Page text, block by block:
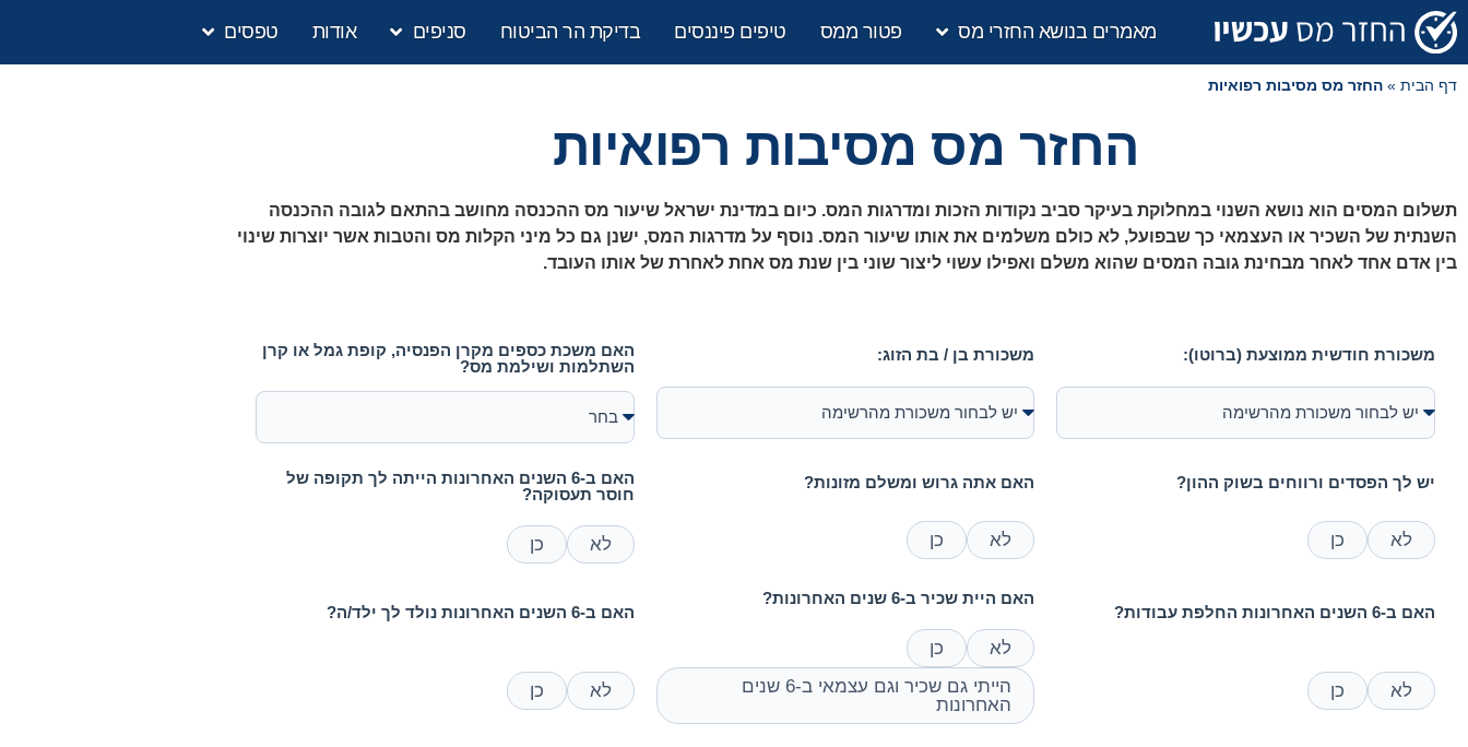
מאמרים בנושא החזרי מס פטור ממס טיפים פיננסים בדיקת הר הביטוח סניפים אודות טפסים
דף הבית » החזר מס מסיבות רפואיות
החזר מס מסיבות רפואיות
תשלום המסים הוא נושא השנוי במחלוקת בעיקר סביב נקודות הזכות ומדרגות המס. כיום במדינת ישראל שיעור מס ההכנסה מחושב בהתאם לגובה ההכנסה
השנתית של השכיר או העצמאי כך שבפועל, לא כולם משלמים את אותו שיעור המס. נוסף על מדרגות המס, ישנן גם כל מיני הקלות מס והטבות אשר יוצרות שינוי
בין אדם אחד לאחר מבחינת גובה המסים שהוא משלם ואפילו עשוי ליצור שוני בין שנת מס אחת לאחרת של אותו העובד.
משכורת חודשית ממוצעת (ברוטו): משכורת בן / בת הזוג:
האם משכת כספים מקרן הפנסיה, קופת גמל או קרן
השתלמות ושילמת מס?
יש לך הפסדים ורווחים בשוק ההון?
לא כן
האם אתה גרוש ומשלם מזונות?
לא כן
האם ב-6 השנים האחרונות הייתה לך תקופה של
חוסר תעסוקה?
לא כן
האם ב-6 השנים האחרונות החלפת עבודות?
לא כן
האם היית שכיר ב-6 שנים האחרונות?
לא
כן
הייתי גם שכיר וגם עצמאי ב-6 שנים
האחרונות
האם ב-6 השנים האחרונות נולד לך ילד/ה?
לא כן